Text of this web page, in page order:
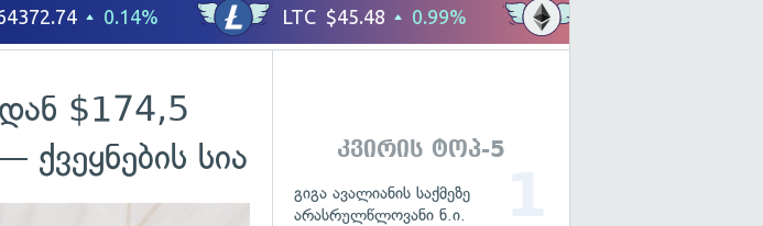
$174,5
სია
კვირის ტოპ-5
გიგა ავალიანის საქმეზე
არასრულწლოვანი ნ.ი.